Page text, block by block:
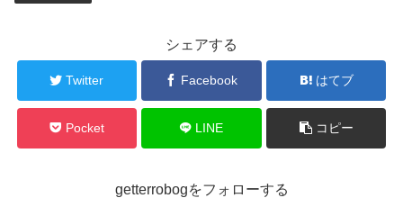
シェアする
Twitter Facebook はてブ
Pocket LINE コピー
getterrobogをフォローする